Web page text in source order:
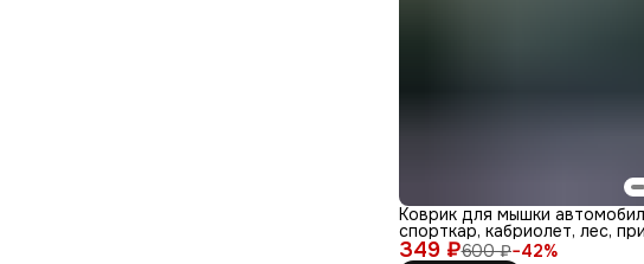
349 ₽600 ₽−42%
Коврик для мышки
спорткар, кабриолет, лес,